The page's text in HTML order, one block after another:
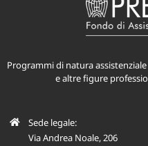
Programmi di natura
e altre figure
Sede legale: